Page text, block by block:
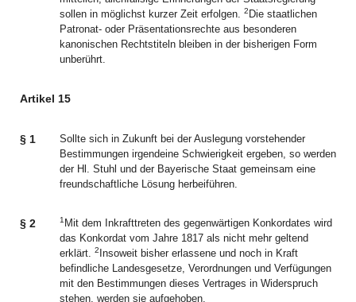
sollen in möglichst kurzer Zeit erfolgen. 2 Die staatlichen
Patronat- oder Präsentationsrechte aus besonderen
kanonischen Rechtstiteln bleiben in der bisherigen Form
unberührt.
Artikel 15
§ 1
Sollte sich in Zukunft bei der Auslegung vorstehender
Bestimmungen irgendeine Schwierigkeit ergeben, so werden
der Hl. Stuhl und der Bayerische Staat gemeinsam eine
freundschaftliche Lösung herbeiführen.
§ 2 1 Mit dem Inkrafttreten des gegenwärtigen Konkordates wird
das Konkordat vom Jahre 1817 als nicht mehr geltend
erklärt. 2 Insoweit bisher erlassene und noch in Kraft
befindliche Landesgesetze, Verordnungen und Verfügungen
mit den Bestimmungen dieses Vertrages in Widerspruch
stehen, werden sie aufgehoben.